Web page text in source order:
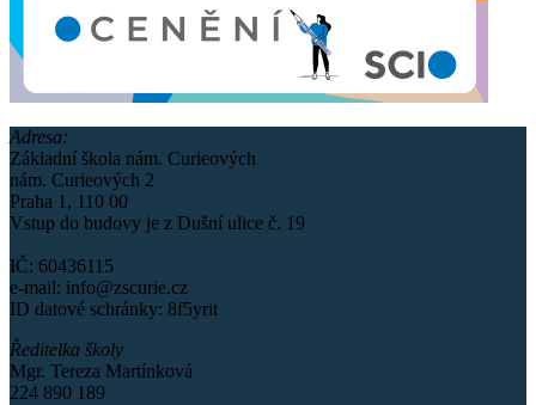
Adresa:
Základní škola nám. Curieových
nám. Curieových 2
Praha 1, 110 00
Vstup do budovy je z Dušní ulice č. 19
IČ: 60436115
e-mail: info@zscurie.cz
ID datové schránky: 8f5yrit
Ředitelka školy
Mgr. Tereza Martínková
224 890 189